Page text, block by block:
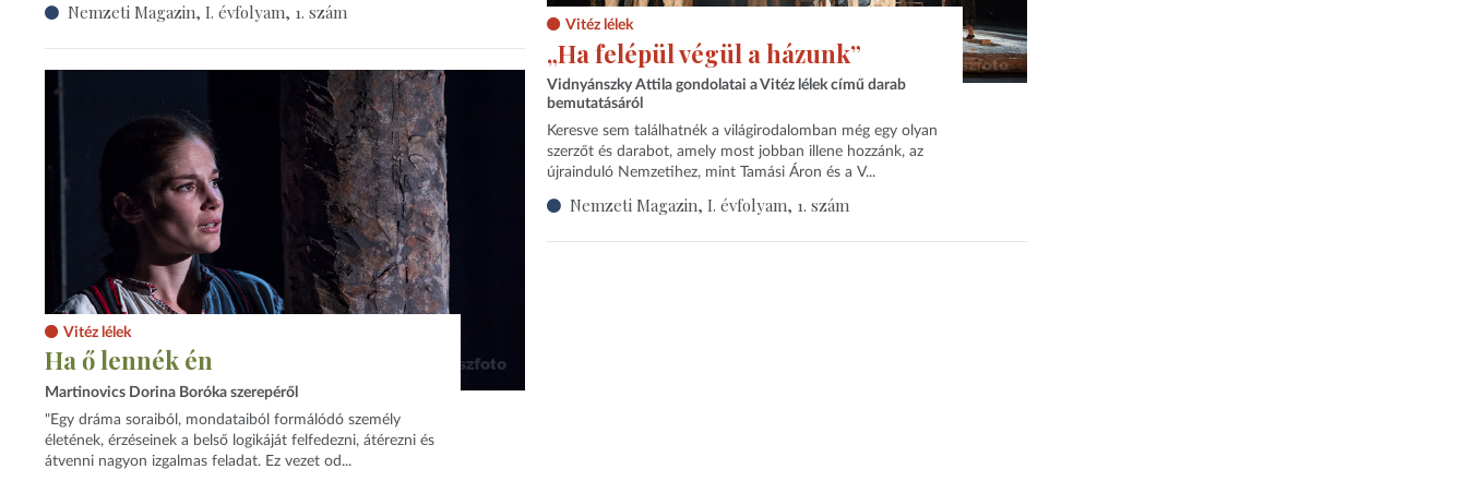
Nemzeti Magazin, I. évfolyam, 1. szám
Vitéz lélek
„Ha felépül végül a házunk”
Vidnyánszky Attila gondolatai a Vitéz lélek című darab
bemutatásáról
Keresve sem találhatnék a világirodalomban még egy olyan
szerzőt és darabot, amely most jobban illene hozzánk, az
újrainduló Nemzetihez, mint Tamási Áron és a V...
Nemzeti Magazin, I. évfolyam, 1. szám
Vitéz lélek
Ha ő lennék én
Martinovics Dorina Boróka szerepéről
"Egy dráma soraiból, mondataiból formálódó személy
életének, érzéseinek a belső logikáját felfedezni, átérezni és
átvenni nagyon izgalmas feladat. Ez vezet od...